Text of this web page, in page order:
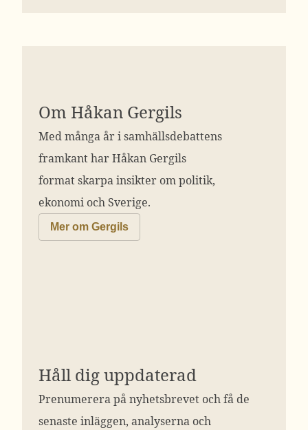
Om Håkan Gergils
Med många år i samhällsdebattens
framkant har Håkan Gergils
format skarpa insikter om politik,
ekonomi och Sverige.
Mer om Gergils
Håll dig uppdaterad
Prenumerera på nyhetsbrevet och få de
senaste inläggen, analyserna och